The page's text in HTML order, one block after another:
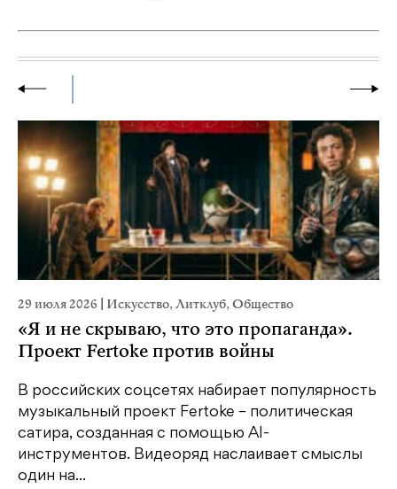
29 июля 2026 Искусство,Литклуб,Общество
«Я и не скрываю, что это пропаганда».
Проект Fertoke против войны
В российских соцсетях набирает популярность
музыкальный проект Fertoke – политическая
сатира, созданная с помощью AI-
инструментов. Видеоряд наслаивает смыслы
один на...